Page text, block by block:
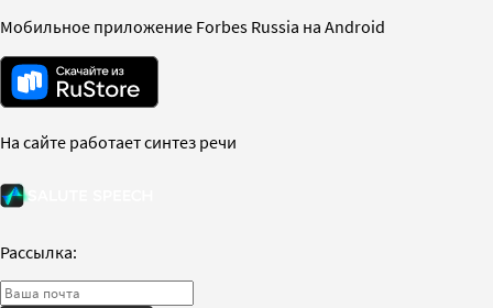
Мобильное приложение Forbes Russia на Android
На сайте работает синтез речи
Рассылка: